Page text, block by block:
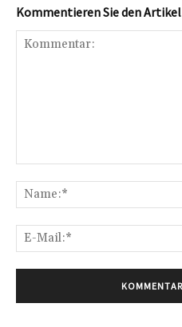
Kommentieren Sie den Artikel